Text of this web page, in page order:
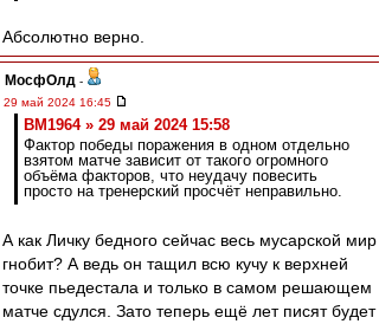
Абсолютно верно.
МосфОлд -
29 май 2024 16:45
BM1964 » 29 май 2024 15:58
Фактор победы поражения в одном отдельно
взятом матче зависит от такого огромного
объёма факторов, что неудачу повесить
просто на тренерский просчёт неправильно.
А как Личку бедного сейчас весь мусарской мир
гнобит? А ведь он тащил всю кучу к верхней
точке пьедестала и только в самом решающем
матче сдулся. Зато теперь ещё лет писят будет